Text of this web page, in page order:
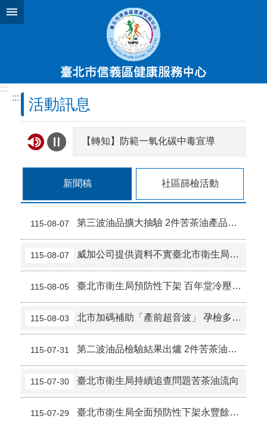
跳到主要內容區塊
:::
:::
活動訊息
【轉知】防範一氧化碳中毒宣導
【轉知】國民健康署「銀領新食尚 銀養好健康」2025銀領新食尚 銀養創新料理成果專刊
新聞稿
社區篩檢活動
115-08-07 第三波油品擴大抽驗 2件苦茶油產品苯駢芘超標 前已要求預防性下架
115-08-07 威加公司提供資料不實臺北市衛生局依法重罰300萬元 續查苦茶油及原料下游
115-08-05 臺北市衛生局預防性下架 百年堂冷壓黃金苦茶油產品
115-08-03 北市加碼補助「產前超音波」 孕檢多1次 準媽咪「超」安心！
115-07-31 第二波油品檢驗結果出爐 2件苦茶油產品苯駢芘超標 前已要求預防性下架
115-07-30 臺北市衛生局持續追查問題苦茶油流向
115-07-29 臺北市衛生局全面預防性下架永豐餘苦茶油產品